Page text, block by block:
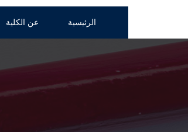
الرئيسية عن الكلية